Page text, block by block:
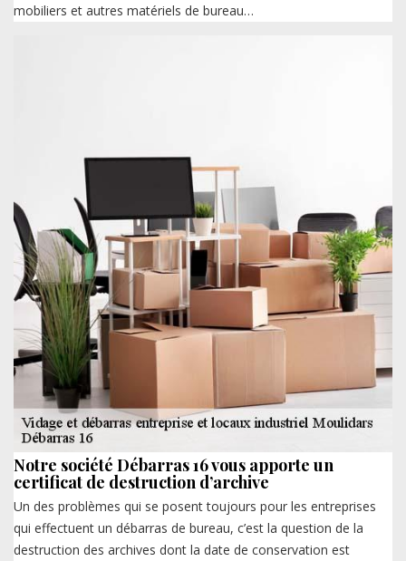
mobiliers et autres matériels de bureau…
Notre société Débarras 16 vous apporte un
certificat de destruction d’archive
Un des problèmes qui se posent toujours pour les entreprises
qui effectuent un débarras de bureau, c’est la question de la
destruction des archives dont la date de conservation est